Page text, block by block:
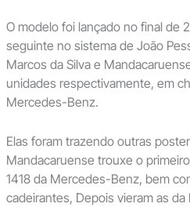
O modelo foi lançado no final de
seguinte no sistema de João
Marcos da Silva e
unidades respectivamente, em
Mercedes-Benz.
Elas foram trazendo outras
Mandacaruense trouxe o
1418 da Mercedes-Benz, bem
cadeirantes, Depois vieram as